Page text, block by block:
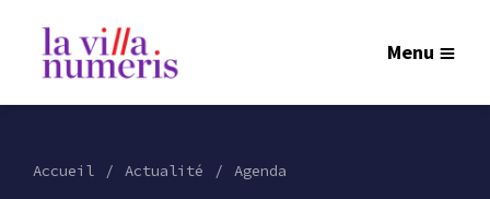
Menu
Accueil Actualité Agenda